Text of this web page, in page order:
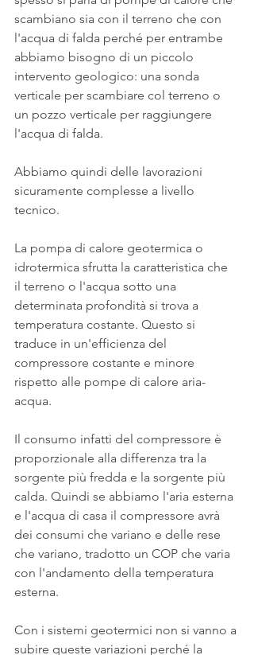
scambiano sia con il terreno che con
l'acqua di falda perché per entrambe
abbiamo bisogno di un piccolo
intervento geologico: una sonda
verticale per scambiare col terreno o
un pozzo verticale per raggiungere
l'acqua di falda.
Abbiamo quindi delle lavorazioni
sicuramente complesse a livello
tecnico.
La pompa di calore geotermica o
idrotermica sfrutta la caratteristica che
il terreno o l'acqua sotto una
determinata profondità si trova a
temperatura costante. Questo si
traduce in un'efficienza del
compressore costante e minore
rispetto alle pompe di calore aria-
acqua.
Il consumo infatti del compressore è
proporzionale alla differenza tra la
sorgente più fredda e la sorgente più
calda. Quindi se abbiamo l'aria esterna
e l'acqua di casa il compressore avrà
dei consumi che variano e delle rese
che variano, tradotto un COP che varia
con l'andamento della temperatura
esterna.
Con i sistemi geotermici non si vanno a
subire queste variazioni perché la